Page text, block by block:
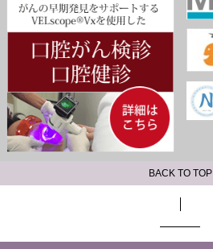
BACK TO TOP